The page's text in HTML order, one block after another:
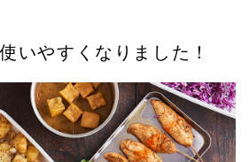
いやすくなりました！